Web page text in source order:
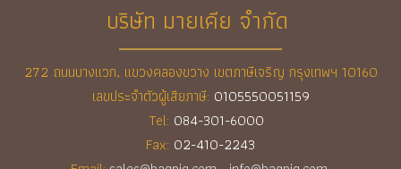
บริษัท มายเคีย จำกัด
272 ถนนบางแวก, แขวงคลองขวาง เขตภาษีเจริญ กรุงเทพฯ 10160
เลขประจำตัวผู้เสียภาษี: 0105550051159
Tel: 084-301-6000
Fax: 02-410-2243